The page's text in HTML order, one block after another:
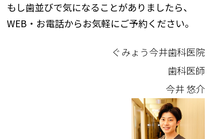
もし歯並びで気になることがありましたら、
WEB・お電話からお気軽にご予約ください。
ぐみょう今井歯科医院
歯科医師
今井 悠介